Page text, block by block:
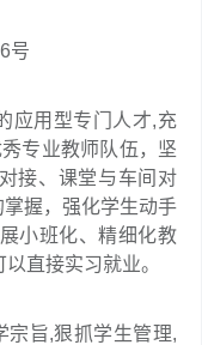
号
应用型专门人才,充
专业教师队伍，坚
接、课堂与车间对
握，强化学生动手
小班化、精细化教
直接实习就业。
宗旨,狠抓学生管理,